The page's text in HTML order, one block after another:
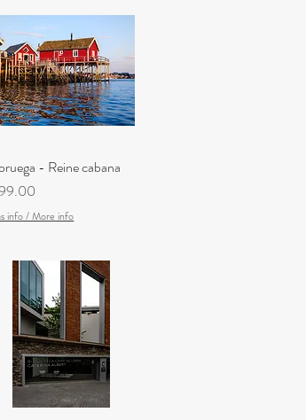
Quick View
- Reine cabana
info / More info